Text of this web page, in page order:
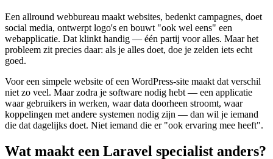
Een allround webbureau maakt websites, bedenkt campagnes, doet
social media, ontwerpt logo's en bouwt "ook wel eens" een
webapplicatie. Dat klinkt handig — één partij voor alles. Maar het
probleem zit precies daar: als je alles doet, doe je zelden iets echt
goed.
Voor een simpele website of een WordPress-site maakt dat verschil
niet zo veel. Maar zodra je software nodig hebt — een applicatie
waar gebruikers in werken, waar data doorheen stroomt, waar
koppelingen met andere systemen nodig zijn — dan wil je iemand
die dat dagelijks doet. Niet iemand die er "ook ervaring mee heeft".
Wat maakt een Laravel specialist anders?